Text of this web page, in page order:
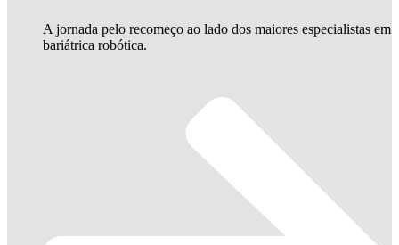
A jornada pelo recomeço ao lado dos maiores especialistas em
bariátrica robótica.